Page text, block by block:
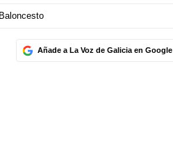
Baloncesto
Añade a La Voz de Galicia en Google